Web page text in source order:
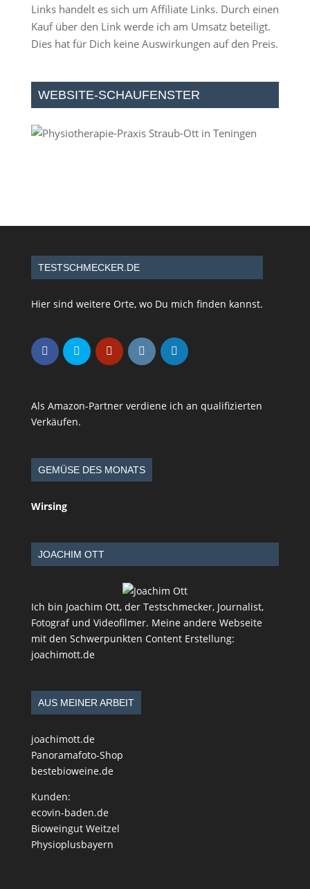
Links handelt es sich um Affiliate Links. Durch einen
Kauf über den Link werde ich am Umsatz beteiligt.
Dies hat für Dich keine Auswirkungen auf den Preis.
WEBSITE-SCHAUFENSTER
TESTSCHMECKER.DE
Hier sind weitere Orte, wo Du mich finden kannst.
Als Amazon-Partner verdiene ich an qualifizierten
Verkäufen.
GEMÜSE DES MONATS
Wirsing
JOACHIM OTT
Ich bin Joachim Ott, der Testschmecker, Journalist,
Fotograf und Videofilmer. Meine andere Webseite
mit den Schwerpunkten Content Erstellung:
joachimott.de
AUS MEINER ARBEIT
joachimott.de
Panoramafoto-Shop
bestebioweine.de
Kunden:
ecovin-baden.de
Bioweingut Weitzel
Physioplusbayern